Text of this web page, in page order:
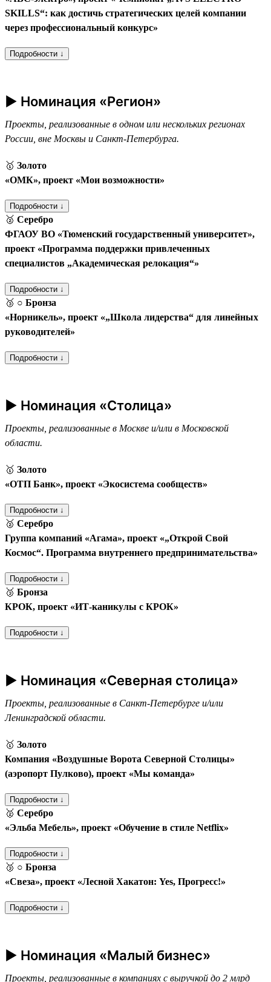
SKILLS“: как достичь стратегических целей компании
через профессиональный конкурс»
Подробности ↓
► Номинация «Регион»
Проекты, реализованные в одном или нескольких регионах
России, вне Москвы и Санкт-Петербурга.
🥇 Золото
«ОМК», проект «Мои возможности»
Подробности ↓
🥈 Серебро
ФГАОУ ВО «Тюменский государственный университет»,
проект «Программа поддержки привлеченных
специалистов „Академическая релокация“»
Подробности ↓
🥉 ○ Бронза
«Норникель», проект «„Школа лидерства“ для линейных
руководителей»
Подробности ↓
► Номинация «Столица»
Проекты, реализованные в Москве и/или в Московской
области.
🥇 Золото
«ОТП Банк», проект «Экосистема сообществ»
Подробности ↓
🥈 Серебро
Группа компаний «Агама», проект «„Открой Свой
Космос“. Программа внутреннего предпринимательства»
Подробности ↓
🥉 Бронза
КРОК, проект «ИТ-каникулы с КРОК»
Подробности ↓
► Номинация «Северная столица»
Проекты, реализованные в Санкт-Петербурге и/или
Ленинградской области.
🥇 Золото
Компания «Воздушные Ворота Северной Столицы»
(аэропорт Пулково), проект «Мы команда»
Подробности ↓
🥈 Серебро
«Эльба Мебель», проект «Обучение в стиле Netflix»
Подробности ↓
🥉 ○ Бронза
«Свеза», проект «Лесной Хакатон: Yes, Прогресс!»
Подробности ↓
► Номинация «Малый бизнес»
Проекты, реализованные в компаниях с выручкой до 2 млрд